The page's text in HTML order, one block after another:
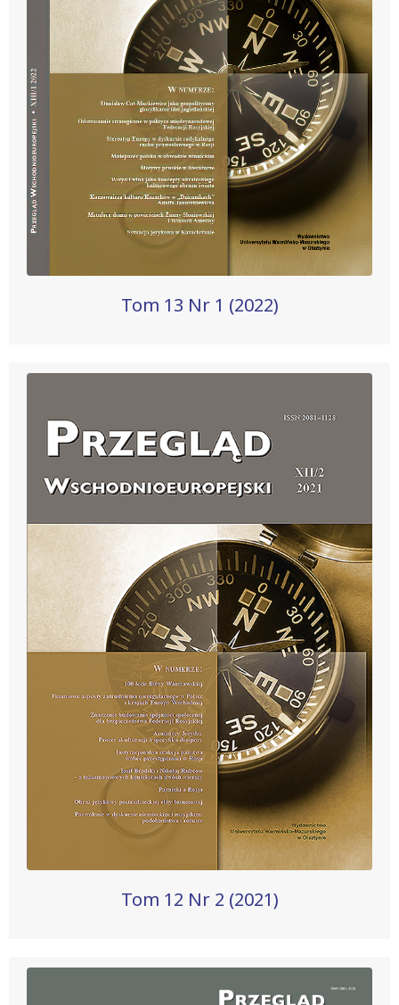
Tom 13 Nr 1 (2022)
Tom 12 Nr 2 (2021)